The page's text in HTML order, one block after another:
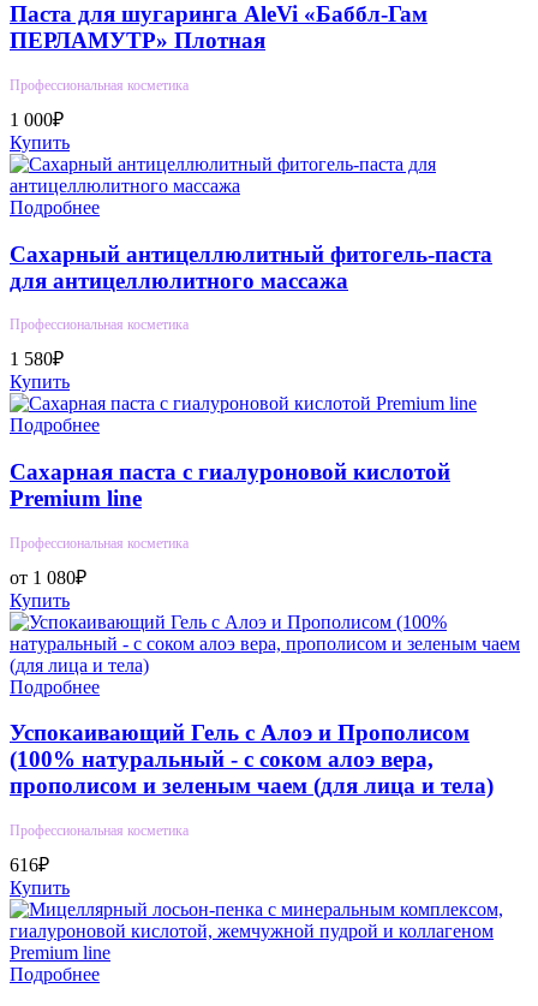
Паста для шугаринга AleVi «Баббл-Гам
ПЕРЛАМУТР» Плотная
Профессиональная косметика
1 000₽
Купить
Подробнее
Сахарный антицеллюлитный фитогель-паста
для антицеллюлитного массажа
Профессиональная косметика
1 580₽
Купить
Подробнее
Сахарная паста с гиалуроновой кислотой
Premium line
Профессиональная косметика
от 1 080₽
Купить
Подробнее
Успокаивающий Гель с Алоэ и Прополисом
(100% натуральный - с соком алоэ вера,
прополисом и зеленым чаем (для лица и тела)
Профессиональная косметика
616₽
Купить
Подробнее